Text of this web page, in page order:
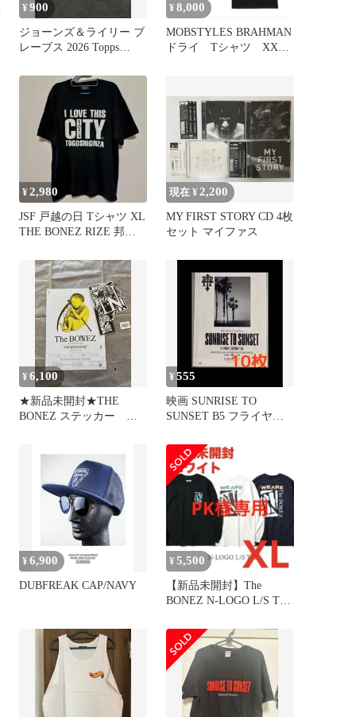
¥900
ジョーンズ＆ライリー ブ
レーブス 2026 Topps
¥ 8,000
MOBSTYLES BRAHMAN
ドライ Tシャツ XXL
¥2,980
JSF 戸越の日 Tシャツ XL
THE BONEZ RIZE 邦ロ
現在 ¥2,200
MY FIRST STORY CD 4枚
セット マイファス
¥6,100
★新品未開封★THE
BONEZ ステッカー フ
¥555
映画 SUNRISE TO
SUNSET B5 フライヤー
¥6,900
DUBFREAK CAP/NAVY
¥ 5,500
【新品未開封】The
BONEZ N-LOGO L/S T白